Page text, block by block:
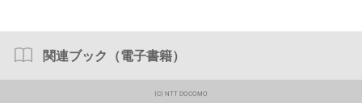
関連ブック（電子書籍）
(C) NTT DOCOMO